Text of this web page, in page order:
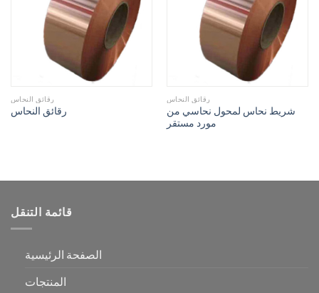
رقائق النحاس
رقائق النحاس
رقائق النحاس
شريط نحاس لمحول نحاسي من
مورد مستقر
قائمة التنقل
الصفحة الرئيسية
المنتجات